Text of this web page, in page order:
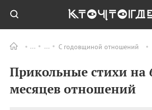
С годовщиной отношений
Прикольные стихи на
месяцев отношений
ПРАЗДНИКИ
09.08 День